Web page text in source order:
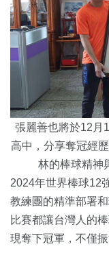
張麗善也將於12月
高中，分享奪冠經
林的棒球精神
2024年世界棒球12
教練團的精準部署
比賽都讓台灣人的
現奪下冠軍，不僅